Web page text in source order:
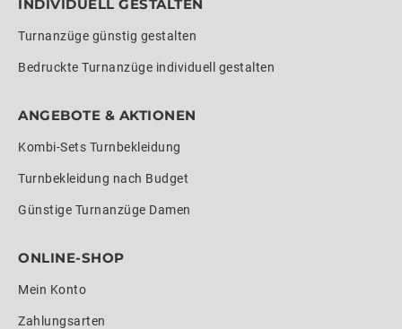
INDIVIDUELL GESTALTEN
Turnanzüge günstig gestalten
Bedruckte Turnanzüge individuell gestalten
ANGEBOTE & AKTIONEN
Kombi-Sets Turnbekleidung
Turnbekleidung nach Budget
Günstige Turnanzüge Damen
ONLINE-SHOP
Mein Konto
Zahlungsarten